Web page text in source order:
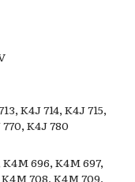
K4J 714, K4J 715,
K4J 780
696, K4M 697,
708, K4M 709,